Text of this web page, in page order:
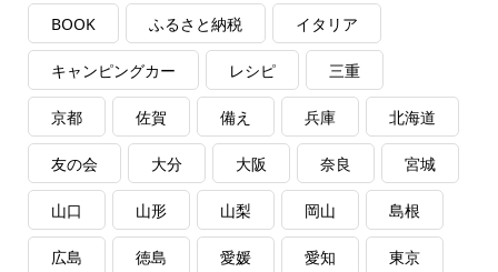
BOOK ふるさと納税 イタリア
キャンピングカー レシピ 三重
京都 佐賀 備え 兵庫 北海道
友の会 大分 大阪 奈良 宮城
山口 山形 山梨 岡山 島根
広島 徳島 愛媛 愛知 東京